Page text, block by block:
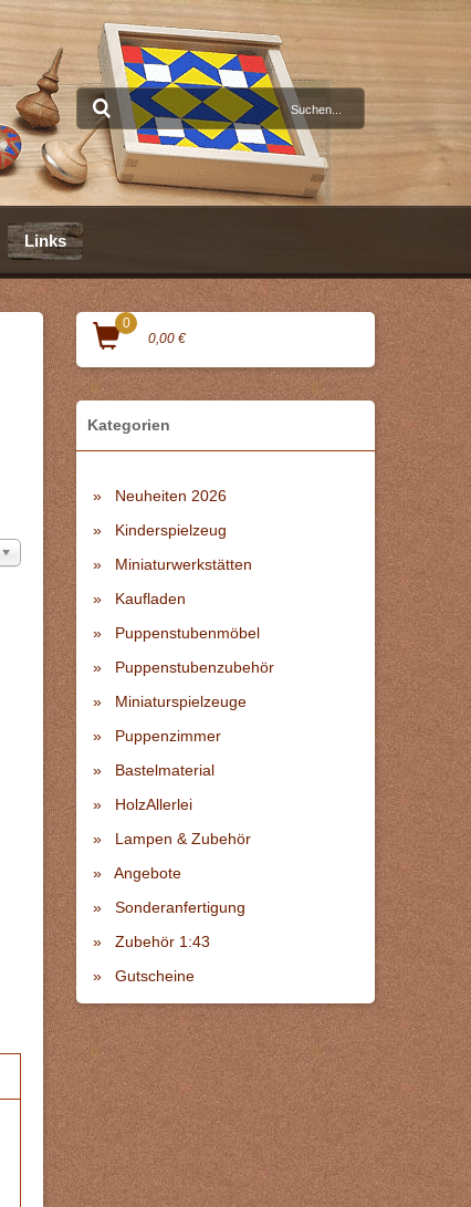
Links
0
0,00 €
Kategorien
Neuheiten 2026
Kinderspielzeug
Miniaturwerkstätten
Kaufladen
Puppenstubenmöbel
Puppenstubenzubehör
Miniaturspielzeuge
Puppenzimmer
Bastelmaterial
HolzAllerlei
Lampen & Zubehör
Angebote
Sonderanfertigung
Zubehör 1:43
Gutscheine